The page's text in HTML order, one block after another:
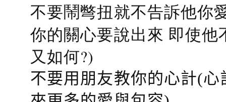
不要鬧彆扭就不告訴他你
你的關心要說出來 即使
又如何?)
不要用朋友教你的心計(